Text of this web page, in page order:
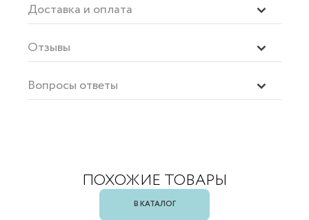
Доставка и оплата
Отзывы
Вопросы ответы
ПОХОЖИЕ ТОВАРЫ
В КАТАЛОГ